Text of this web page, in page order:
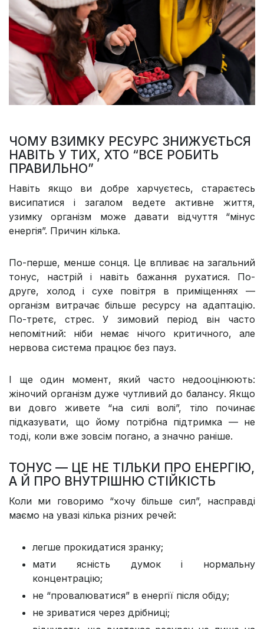
ЧОМУ ВЗИМКУ РЕСУРС ЗНИЖУЄТЬСЯ
НАВІТЬ У ТИХ, ХТО “ВСЕ РОБИТЬ
ПРАВИЛЬНО”
Навіть якщо ви добре харчуєтесь, стараєтесь
висипатися і загалом ведете активне життя,
узимку організм може давати відчуття “мінус
енергія”. Причин кілька.
По-перше, менше сонця. Це впливає на загальний
тонус, настрій і навіть бажання рухатися. По-
друге, холод і сухе повітря в приміщеннях —
організм витрачає більше ресурсу на адаптацію.
По-третє, стрес. У зимовий період він часто
непомітний: ніби немає нічого критичного, але
нервова система працює без пауз.
І ще один момент, який часто недооцінюють:
жіночий організм дуже чутливий до балансу. Якщо
ви довго живете “на силі волі”, тіло починає
підказувати, що йому потрібна підтримка — не
тоді, коли вже зовсім погано, а значно раніше.
ТОНУС — ЦЕ НЕ ТІЛЬКИ ПРО ЕНЕРГІЮ,
А Й ПРО ВНУТРІШНЮ СТІЙКІСТЬ
Коли ми говоримо “хочу більше сил”, насправді
маємо на увазі кілька різних речей:
легше прокидатися зранку;
мати ясність думок і нормальну
концентрацію;
не “провалюватися” в енергії після обіду;
не зриватися через дрібниці;